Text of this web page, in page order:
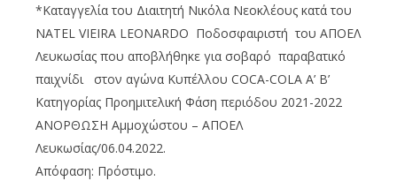
*Καταγγελία του Διαιτητή Νικόλα Νεοκλέους κατά του
NATEL VIEIRA LEONARDO Ποδοσφαιριστή του ΑΠΟΕΛ
Λευκωσίας που αποβλήθηκε για σοβαρό παραβατικό
παιχνίδι στον αγώνα Κυπέλλου COCA-COLA A’ B’
Κατηγορίας Προημιτελική Φάση περιόδου 2021-2022
ΑΝΟΡΘΩΣΗ Αμμοχώστου – ΑΠΟΕΛ
Λευκωσίας/06.04.2022.
Απόφαση: Πρόστιμο.